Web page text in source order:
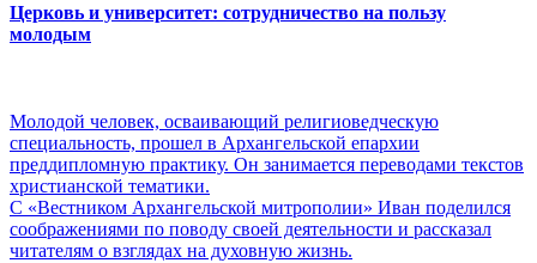
Церковь и университет: сотрудничество на пользу
молодым
Молодой человек, осваивающий религиоведческую
специальность, прошел в Архангельской епархии
преддипломную практику. Он занимается переводами текстов
христианской тематики.
С «Вестником Архангельской митрополии» Иван поделился
соображениями по поводу своей деятельности и рассказал
читателям о взглядах на духовную жизнь.